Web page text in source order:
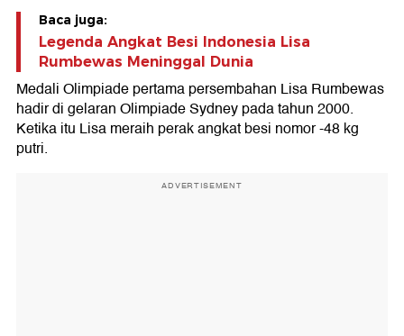
Baca juga:
Legenda Angkat Besi Indonesia Lisa
Rumbewas Meninggal Dunia
Medali Olimpiade pertama persembahan Lisa Rumbewas
hadir di gelaran Olimpiade Sydney pada tahun 2000.
Ketika itu Lisa meraih perak angkat besi nomor -48 kg
putri.
ADVERTISEMENT